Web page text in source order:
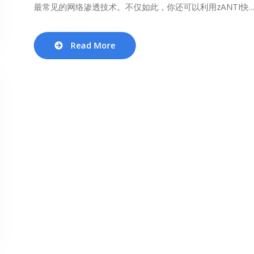
最常见的网络渗透技术。不仅如此，你还可以利用zANTI快...
Read More